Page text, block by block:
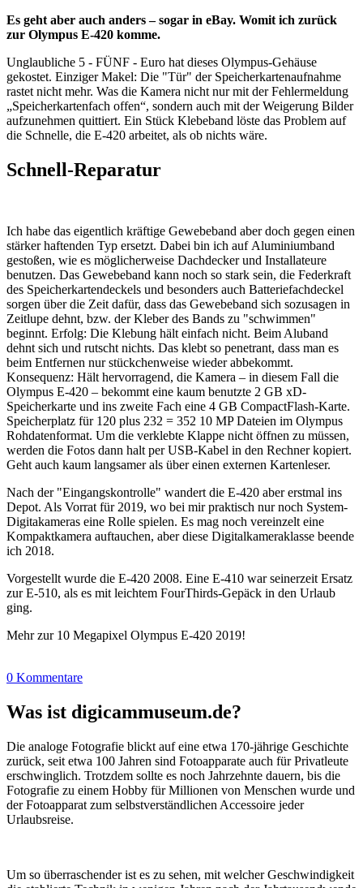
Es geht aber auch anders – sogar in eBay. Womit ich zurück
zur Olympus E-420 komme.
Unglaubliche 5 - FÜNF - Euro hat dieses Olympus-Gehäuse
gekostet. Einziger Makel: Die "Tür" der Speicherkartenaufnahme
rastet nicht mehr. Was die Kamera nicht nur mit der Fehlermeldung
„Speicherkartenfach offen“, sondern auch mit der Weigerung Bilder
aufzunehmen quittiert. Ein Stück Klebeband löste das Problem auf
die Schnelle, die E-420 arbeitet, als ob nichts wäre.
Schnell-Reparatur
Ich habe das eigentlich kräftige Gewebeband aber doch gegen einen
stärker haftenden Typ ersetzt. Dabei bin ich auf Aluminiumband
gestoßen, wie es möglicherweise Dachdecker und Installateure
benutzen. Das Gewebeband kann noch so stark sein, die Federkraft
des Speicherkartendeckels und besonders auch Batteriefachdeckel
sorgen über die Zeit dafür, dass das Gewebeband sich sozusagen in
Zeitlupe dehnt, bzw. der Kleber des Bands zu "schwimmen"
beginnt. Erfolg: Die Klebung hält einfach nicht. Beim Aluband
dehnt sich und rutscht nichts. Das klebt so penetrant, dass man es
beim Entfernen nur stückchenweise wieder abbekommt.
Konsequenz: Hält hervorragend, die Kamera – in diesem Fall die
Olympus E-420 – bekommt eine kaum benutzte 2 GB xD-
Speicherkarte und ins zweite Fach eine 4 GB CompactFlash-Karte.
Speicherplatz für 120 plus 232 = 352 10 MP Dateien im Olympus
Rohdatenformat. Um die verklebte Klappe nicht öffnen zu müssen,
werden die Fotos dann halt per USB-Kabel in den Rechner kopiert.
Geht auch kaum langsamer als über einen externen Kartenleser.
Nach der "Eingangskontrolle" wandert die E-420 aber erstmal ins
Depot. Als Vorrat für 2019, wo bei mir praktisch nur noch System-
Digitakameras eine Rolle spielen. Es mag noch vereinzelt eine
Kompaktkamera auftauchen, aber diese Digitalkameraklasse beende
ich 2018.
Vorgestellt wurde die E-420 2008. Eine E-410 war seinerzeit Ersatz
zur E-510, als es mit leichtem FourThirds-Gepäck in den Urlaub
ging.
Mehr zur 10 Megapixel Olympus E-420 2019!
0 Kommentare
Was ist digicammuseum.de?
Die analoge Fotografie blickt auf eine etwa 170-jährige Geschichte
zurück, seit etwa 100 Jahren sind Fotoapparate auch für Privatleute
erschwinglich. Trotzdem sollte es noch Jahrzehnte dauern, bis die
Fotografie zu einem Hobby für Millionen von Menschen wurde und
der Fotoapparat zum selbstverständlichen Accessoire jeder
Urlaubsreise.
Um so überraschender ist es zu sehen, mit welcher Geschwindigkeit